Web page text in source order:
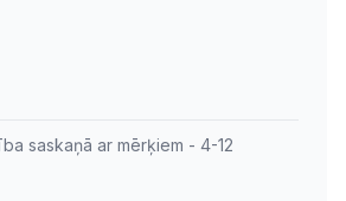
saskaņā ar mērķiem - 4-12